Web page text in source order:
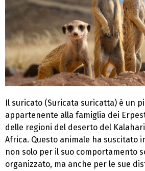
Il suricato (Suricata suricatta) è un
appartenente alla famiglia dei
delle regioni del deserto del
Africa. Questo animale ha suscitato
non solo per il suo comportamento
organizzato, ma anche per le sue